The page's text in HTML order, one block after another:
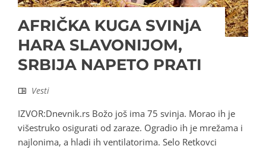
AFRIČKA KUGA SVINjA
HARA SLAVONIJOM,
SRBIJA NAPETO PRATI
Vesti
IZVOR:Dnevnik.rs Božo još ima 75 svinja. Morao ih je
višestruko osigurati od zaraze. Ogradio ih je mrežama i
najlonima, a hladi ih ventilatorima. Selo Retkovci